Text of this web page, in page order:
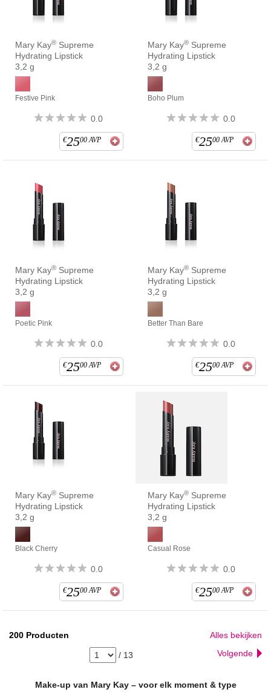
Mary Kay® Supreme
Hydrating Lipstick
3,2 g
Festive Pink
0.0
€2500 AVP
Mary Kay® Supreme
Hydrating Lipstick
3,2 g
Boho Plum
0.0
€2500 AVP
Mary Kay® Supreme
Hydrating Lipstick
3,2 g
Poetic Pink
0.0
€2500 AVP
Mary Kay® Supreme
Hydrating Lipstick
3,2 g
Better Than Bare
0.0
€2500 AVP
Mary Kay® Supreme
Hydrating Lipstick
3,2 g
Black Cherry
0.0
€2500 AVP
Mary Kay® Supreme
Hydrating Lipstick
3,2 g
Casual Rose
0.0
€2500 AVP
200 Producten Alles bekijken
/ 13 Volgende
Make-up van Mary Kay – voor elk moment & type